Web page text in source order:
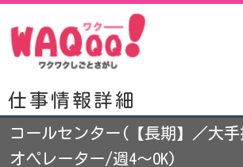
仕事情報詳細
コールセンター(【長期】／大
オペレーター/週4～OK)